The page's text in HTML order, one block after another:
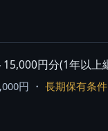
15,000円分(1年以上
円 ・ 長期保有条